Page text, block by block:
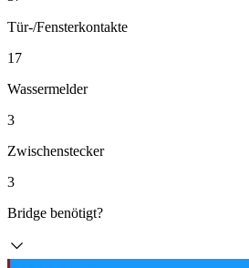
Tür-/Fensterkontakte
17
Wassermelder
3
Zwischenstecker
3
Bridge benötigt?